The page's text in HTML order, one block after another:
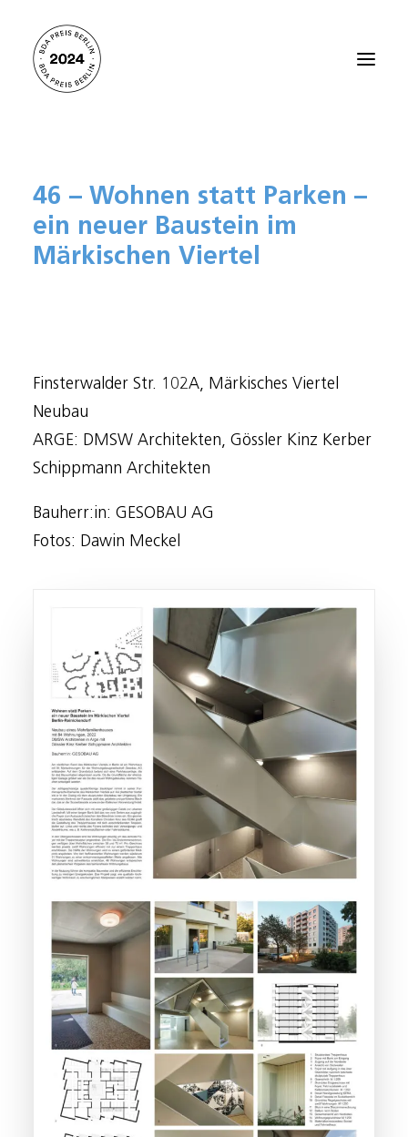
Alle Projekte 2024
Preisträger:innen 2021
Preisträger:innen 2018
Kontakt
46 – Wohnen statt Parken –
ein neuer Baustein im
Märkischen Viertel
Finsterwalder Str. 102A, Märkisches Viertel
Neubau
ARGE: DMSW Architekten, Gössler Kinz Kerber
Schippmann Architekten
Bauherr:in: GESOBAU AG
Fotos: Dawin Meckel